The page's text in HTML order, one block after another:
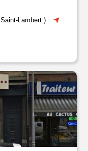
Saint-Lambert )